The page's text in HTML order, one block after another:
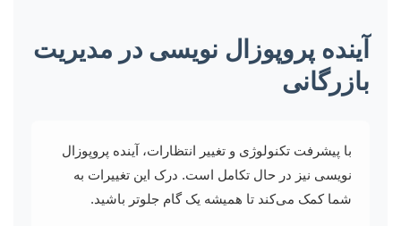
آینده پروپوزال نویسی در مدیریت
بازرگانی
با پیشرفت تکنولوژی و تغییر انتظارات، آینده پروپوزال
نویسی نیز در حال تکامل است. درک این تغییرات به
شما کمک می‌کند تا همیشه یک گام جلوتر باشید.